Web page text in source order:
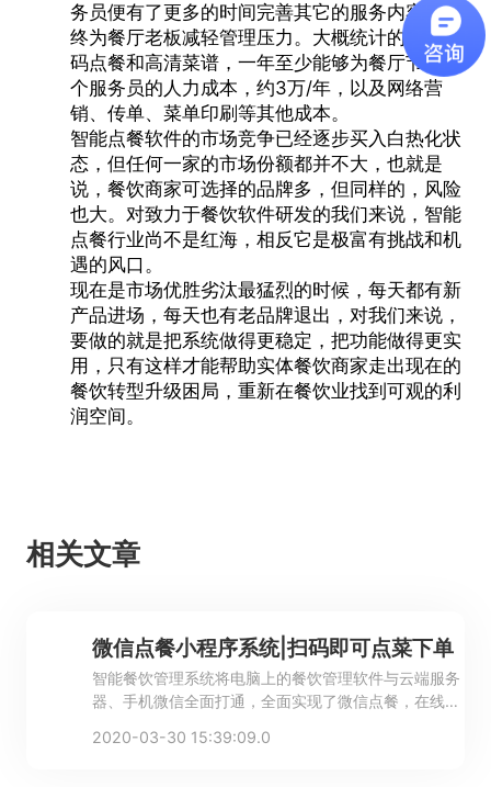
务员便有了更多的时间完善其它的服务内容，最
终为餐厅老板减轻管理压力。大概统计的话，扫
码点餐和高清菜谱，一年至少能够为餐厅节省一
个服务员的人力成本，约3万/年，以及网络营
销、传单、菜单印刷等其他成本。
智能点餐软件的市场竞争已经逐步买入白热化状
态，但任何一家的市场份额都并不大，也就是
说，餐饮商家可选择的品牌多，但同样的，风险
也大。对致力于餐饮软件研发的我们来说，智能
点餐行业尚不是红海，相反它是极富有挑战和机
遇的风口。
现在是市场优胜劣汰最猛烈的时候，每天都有新
产品进场，每天也有老品牌退出，对我们来说，
要做的就是把系统做得更稳定，把功能做得更实
用，只有这样才能帮助实体餐饮商家走出现在的
餐饮转型升级困局，重新在餐饮业找到可观的利
润空间。
相关文章
微信点餐小程序系统|扫码即可点菜下单
智能餐饮管理系统将电脑上的餐饮管理软件与云端服务
器、手机微信全面打通，全面实现了微信点餐，在线支
统。
2020-03-30 15:39:09.0